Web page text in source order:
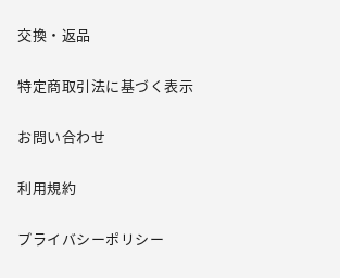
交換・返品
特定商取引法に基づく表示
お問い合わせ
利用規約
プライバシーポリシー